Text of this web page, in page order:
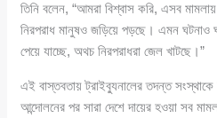
তিনি বলেন, “আমরা বিশ্বাস করি, এসব
নিরপরাধ মানুষও জড়িয়ে পড়ছে। এমন ঘটনাও
পেয়ে যাচ্ছে, অথচ নিরপরাধরা জেল খাটছে।”
এই বাস্তবতায় ট্রাইব্যুনালের তদন্ত সংস্থাকে
আন্দোলনের পর সারা দেশে দায়ের হওয়া সব